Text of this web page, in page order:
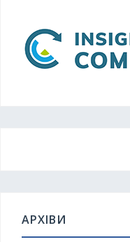
АРХІВИ